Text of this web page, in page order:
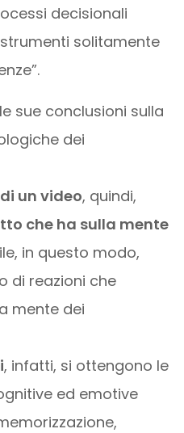
decisionali
solitamente
sue conclusioni sulla
dei
un video, quindi,
che ha sulla mente
in questo modo,
di reazioni che
mente dei
, infatti, si ottengono le
ed emotive